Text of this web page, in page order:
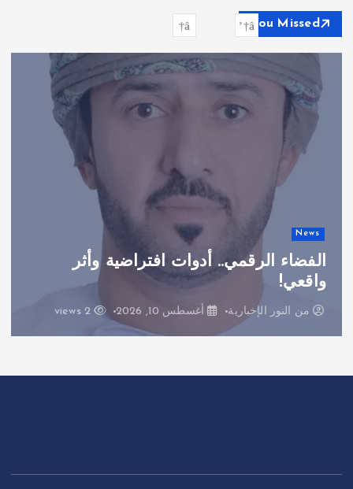
ع
You Missed
News
الفضاء الرقمي.. أدوات افتراضية وأثر
واقعي!
من النور الإخبارية أغسطس 10, 2026 2 views